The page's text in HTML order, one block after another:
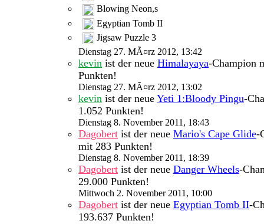
Blowing Neon,s
Egyptian Tomb II
Jigsaw Puzzle 3
Dienstag 27. MÃ¤rz 2012, 13:42
kevin ist der neue Himalayaya-Champion
Punkten!
Dienstag 27. MÃ¤rz 2012, 13:02
kevin ist der neue Yeti 1:Bloody Pingu-
1.052 Punkten!
Dienstag 8. November 2011, 18:43
Dagobert ist der neue Mario's Cape Glide-
mit 283 Punkten!
Dienstag 8. November 2011, 18:39
Dagobert ist der neue Danger Wheels-
29.000 Punkten!
Mittwoch 2. November 2011, 10:00
Dagobert ist der neue Egyptian Tomb II-
193.637 Punkten!